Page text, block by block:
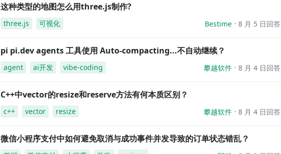
这种类型的地图怎么用three.js制作?
three.js 可视化 Bestime 8 月 5 日回答
pi pi.dev agents 工具使用 Auto-compacting...不自动继续？
agent ai开发 vibe-coding 攀越软件 8 月 4 日回答
C++中vector的resize和reserve方法有何本质区别？
c++ vector resize 攀越软件 8 月 4 日回答
微信小程序支付中如何避免取消与成功事件并发导致的订单状态错乱？